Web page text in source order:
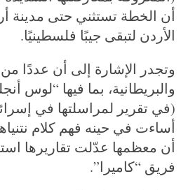
أن الخطة تستثني حتى مدينة
الأردن لتبقى جيبًا فلسطينيًا.
وتجدر الإشارة إلى أن عددًا
والبريطانية، بما فيها “لوس
(في تقرير لمراسلتها في
أساءت في حينه فهم كلام
أن معظمها عدّلت تقاريرها
فريق “كاميرا”.